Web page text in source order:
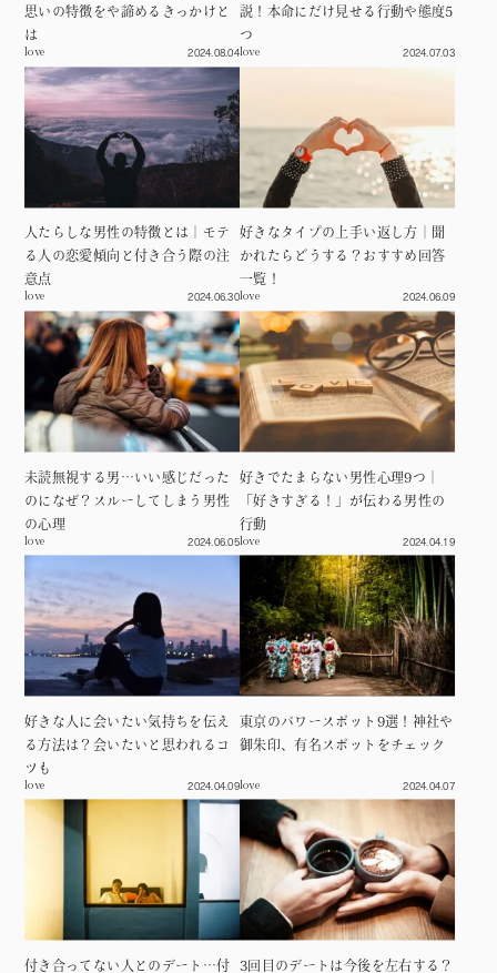
思いの特徴をや諦めるきっかけと
は
説！本命にだけ見せる行動や態度5
つ
love
2024.08.04
人たらしな男性の特徴とは｜モテ
る人の恋愛傾向と付き合う際の注
意点
love 2024.07.03
好きなタイプの上手い返し方｜聞
かれたらどうする？おすすめ回答
一覧！
love
2024.06.30
未読無視する男…いい感じだった
のになぜ？スルーしてしまう男性
の心理
love 2024.06.09
好きでたまらない男性心理9つ｜
「好きすぎる！」が伝わる男性の
行動
love
2024.06.05
好きな人に会いたい気持ちを伝え
る方法は？会いたいと思われるコ
ツも
love 2024.04.19
東京のパワースポット9選！神社や
御朱印、有名スポットをチェック
love 2024.04.09
付き合ってない人とのデート…付
love 2024.04.07
3回目のデートは今後を左右する？